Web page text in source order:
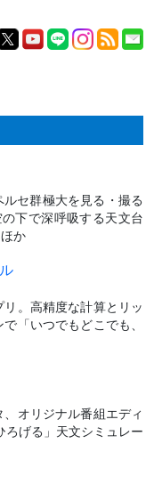
ルセ群極大を見る・撮る
下で深呼吸する天文台
か
。高精度な計算とリッ
「いつでもどこでも、
オリジナル番組エディ
ろげる」天文シミュレー